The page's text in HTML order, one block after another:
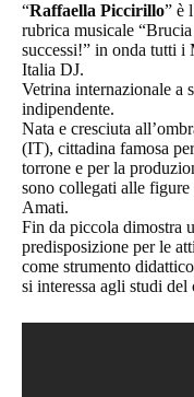
“Raffaella Piccirillo” è
rubrica musicale
successi!” in onda tutti i
Italia DJ.
Vetrina internazionale a
indipendente.
Nata e cresciuta
(IT), cittadina famosa
torrone e per la
sono collegati alle
Amati.
Fin da piccola dimostra
predisposizione per le
come strumento
si interessa agli studi del